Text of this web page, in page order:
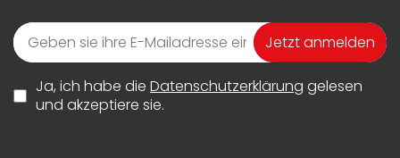
Jetzt anmelden
Ja, ich habe die Datenschutzerklärung gelesen
und akzeptiere sie.